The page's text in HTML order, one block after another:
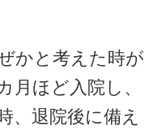
かと考えた時が
月ほど入院し、
、退院後に備え